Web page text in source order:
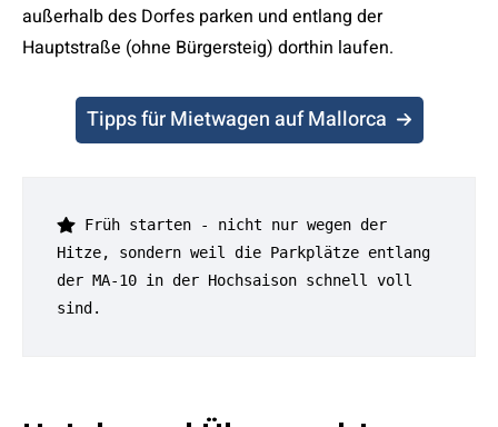
außerhalb des Dorfes parken und entlang der
Hauptstraße (ohne Bürgersteig) dorthin laufen.
Tipps für Mietwagen auf Mallorca
Früh starten - nicht nur wegen der
Hitze, sondern weil die Parkplätze entlang
der MA-10 in der Hochsaison schnell voll
sind.